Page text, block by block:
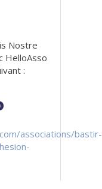
Nostre
HelloAsso
:
associations/bastir-